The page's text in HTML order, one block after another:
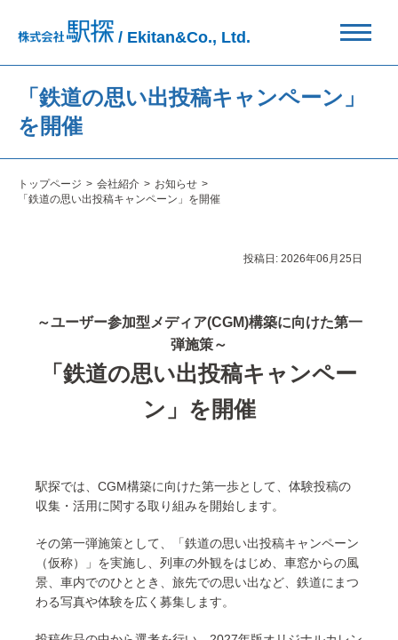
/ Ekitan&Co., Ltd.
「鉄道の思い出投稿キャンペーン」
を開催
トップページ 会社紹介
お知らせ
「鉄道の思い出投稿キャンペーン」を開催
投稿日: 2026年06月25日
～ユーザー参加型メディア(CGM)構築に向けた第一
弾施策～
「鉄道の思い出投稿キャンペー
ン」を開催
駅探では、CGM構築に向けた第一歩として、体験投稿の
収集・活用に関する取り組みを開始します。
その第一弾施策として、「鉄道の思い出投稿キャンペーン
（仮称）」を実施し、列車の外観をはじめ、車窓からの風
景、車内でのひととき、旅先での思い出など、鉄道にまつ
わる写真や体験を広く募集します。